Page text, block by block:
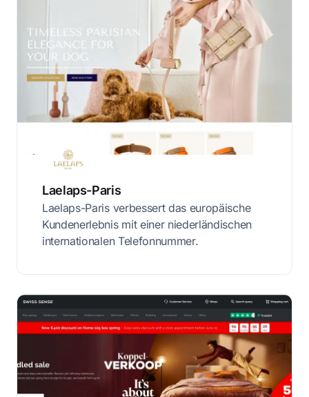
Laelaps-Paris
Laelaps-Paris verbessert das europäische
Kundenerlebnis mit einer niederländischen
internationalen Telefonnummer.